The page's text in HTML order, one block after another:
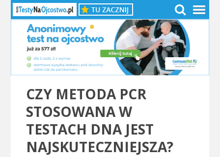
CZY METODA PCR
STOSOWANA W
TESTACH DNA JEST
NAJSKUTECZNIEJSZA?